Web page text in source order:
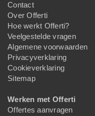
Contact
Over Offerti
Hoe werkt Offerti?
Veelgestelde vragen
Algemene voorwaarden
Privacyverklaring
Cookieverklaring
Sitemap
Werken met Offerti
Offertes aanvragen